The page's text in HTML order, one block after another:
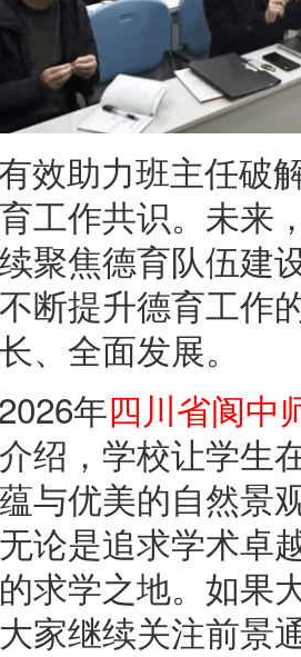
效助力班主任破
工作共识。未来
聚焦德育队伍建
断提升德育工作
、全面发展。
年四川省阆中
绍，学校让学生
与优美的自然景
论是追求学术卓
求学之地。如果
家继续关注前景